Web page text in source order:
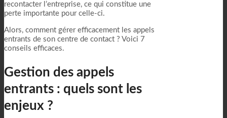
recontacter l’entreprise, ce qui constitue une
perte importante pour celle-ci.
Alors, comment gérer efficacement les appels
entrants de son centre de contact ? Voici 7
conseils efficaces.
Gestion des appels
entrants : quels sont les
enjeux ?